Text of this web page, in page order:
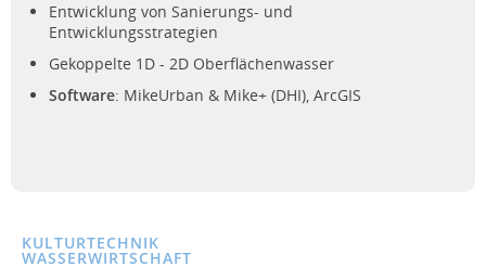
Entwicklung von Sanierungs- und
Entwicklungsstrategien
Gekoppelte 1D - 2D Oberflächenwasser
Software: MikeUrban & Mike+ (DHI), ArcGIS
KULTURTECHNIK
WASSERWIRTSCHAFT